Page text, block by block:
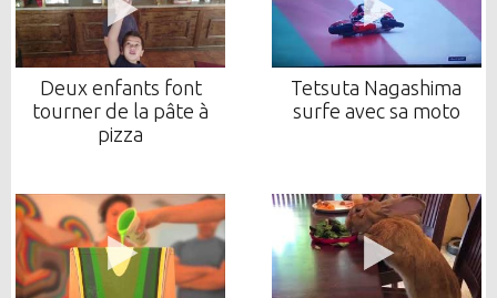
Deux enfants font
tourner de la pâte à
pizza
Tetsuta Nagashima
surfe avec sa moto